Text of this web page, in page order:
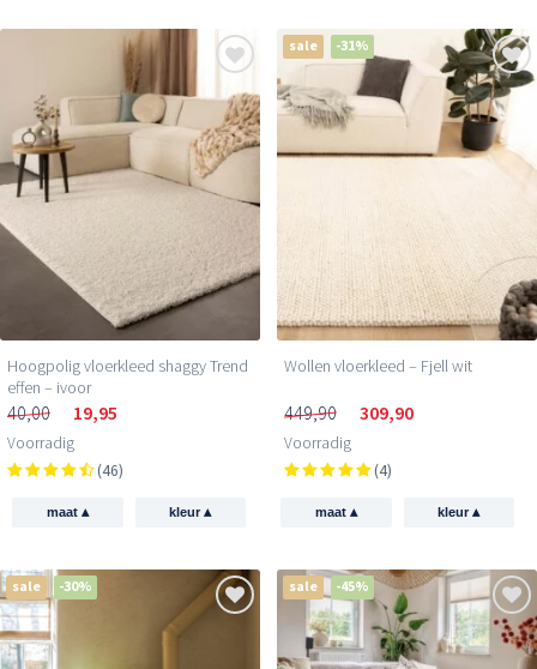
Hoogpolig vloerkleed shaggy Trend
effen – ivoor
40,00 19,95
Voorradig
(46)
maat ▴ kleur▴
sale -31%
Wollen vloerkleed – Fjell wit
449,90 309,90
Voorradig
(4)
maat ▴ kleur▴
sale -30% sale -45%